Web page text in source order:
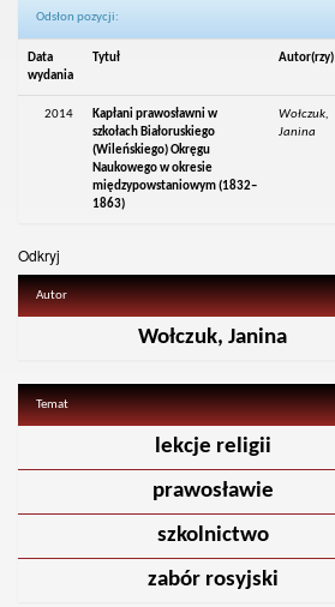
Odsłon pozycji:
Data
wydania
Tytuł Autor(rzy)
2014
Kapłani prawosławni w
szkołach Białoruskiego
(Wileńskiego) Okręgu
Naukowego w okresie
międzypowstaniowym (1832–
1863)
Wołczuk,
Janina
Odkryj
Autor
Wołczuk, Janina
Temat
lekcje religii
prawosławie
szkolnictwo
zabór rosyjski